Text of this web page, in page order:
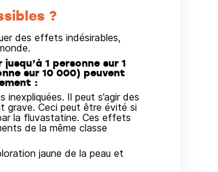
?
des effets indésirables,
1 personne sur 1
sur 10 000) peuvent
:
inexpliquées. Il peut s’agir des
grave. Ceci peut être évité si
la fluvastatine. Ces effets
de la même classe
jaune de la peau et